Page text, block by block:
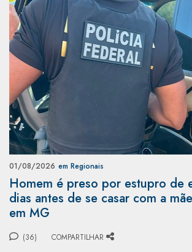
01/08/2026 em Regionais
Homem é preso por estupro de
dias antes de se casar com a
em MG
(36) COMPARTILHAR